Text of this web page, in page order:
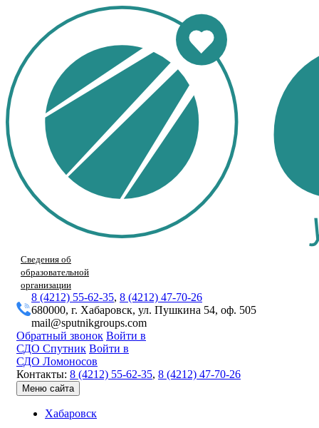
Сведения об
образовательной
организации
8 (4212) 55-62-35, 8 (4212) 47-70-26
680000, г. Хабаровск, ул. Пушкина 54, оф. 505
mail@sputnikgroups.com
Обратный звонок Войти в
СДО Спутник Войти в
СДО Ломоносов
Контакты: 8 (4212) 55-62-35, 8 (4212) 47-70-26
Меню сайта
Хабаровск